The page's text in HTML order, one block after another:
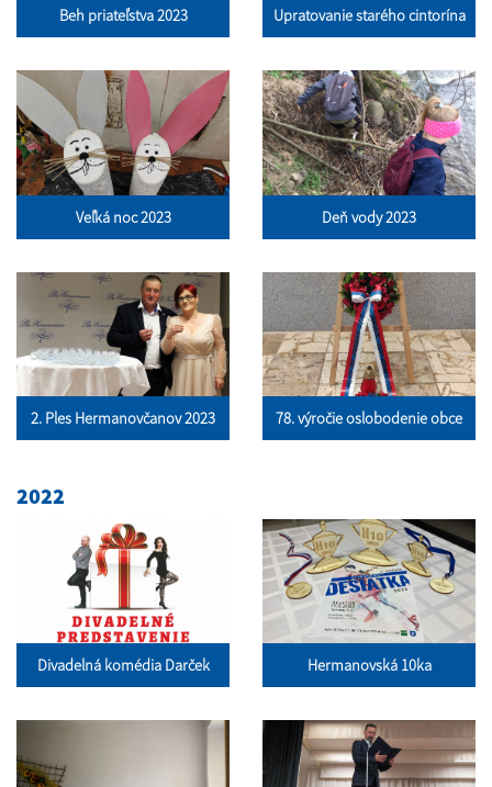
Beh priateľstva 2023 Upratovanie starého cintorína
Veľká noc 2023 Deň vody 2023
2. Ples Hermanovčanov 2023 78. výročie oslobodenie obce
2022
Divadelná komédia Darček Hermanovská 10ka